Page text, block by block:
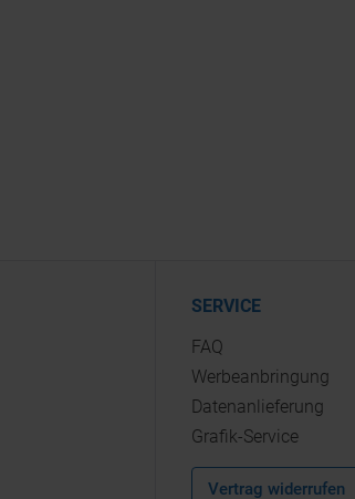
SERVICE
FAQ
Werbeanbringung
Datenanlieferung
Grafik-Service
Vertrag widerrufen